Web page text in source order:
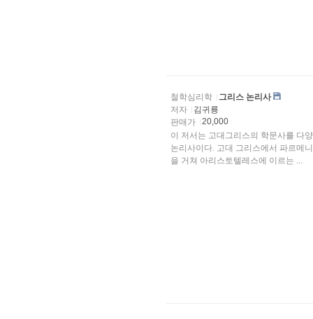
철학심리학
그리스 논리사
저자
김귀룡
판매가
20,000
이 저서는 고대그리스의 학문사를 다
논리사이다. 고대 그리스에서 파르메
을 거쳐 아리스토텔레스에 이르는 ...